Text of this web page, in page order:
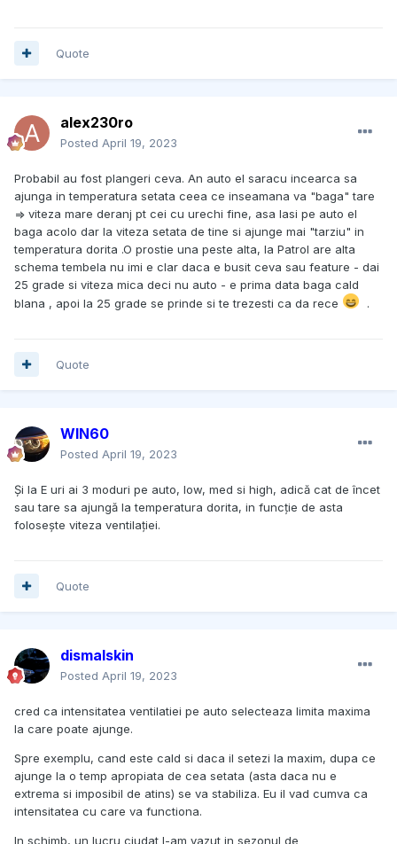
Quote
alex230ro
Posted April 19, 2023
Probabil au fost plangeri ceva. An auto el saracu incearca sa
ajunga in temperatura setata ceea ce inseamana va "baga" tare
=> viteza mare deranj pt cei cu urechi fine, asa lasi pe auto el
baga acolo dar la viteza setata de tine si ajunge mai "tarziu" in
temperatura dorita .O prostie una peste alta, la Patrol are alta
schema tembela nu imi e clar daca e busit ceva sau feature - dai
25 grade si viteza mica deci nu auto - e prima data baga cald
blana , apoi la 25 grade se prinde si te trezesti ca da rece
.
Quote
WIN60
Posted April 19, 2023
Și la E uri ai 3 moduri pe auto, low, med si high, adică cat de încet
sau tare sa ajungă la temperatura dorita, in funcție de asta
folosește viteza ventilației.
Quote
dismalskin
Posted April 19, 2023
cred ca intensitatea ventilatiei pe auto selecteaza limita maxima
la care poate ajunge.
Spre exemplu, cand este cald si daca il setezi la maxim, dupa ce
ajunge la o temp apropiata de cea setata (asta daca nu e
extrema si imposibil de atins) se va stabiliza. Eu il vad cumva ca
intensitatea cu care va functiona.
In schimb, un lucru ciudat l-am vazut in sezonul de